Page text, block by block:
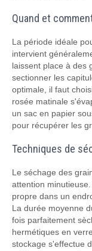
Quand et
La période idéale
intervient
laissent place à des
sectionner les
optimale, il faut
rosée matinale
un sac en papier
pour récupérer les
Techniques de
Le séchage des
attention
propre dans un
La durée moyenne
fois parfaitement
hermétiques en
stockage s'effectue